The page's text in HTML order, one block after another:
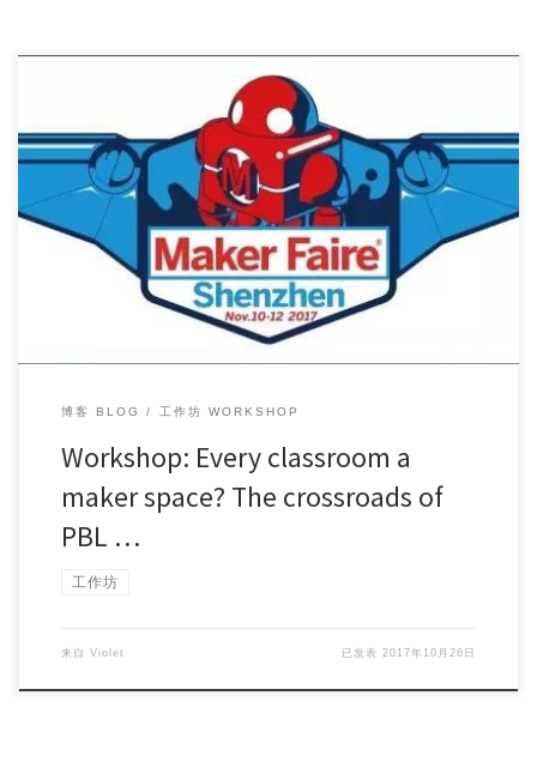
Workshop Topic: Every classroom a maker space? The […]
博客 BLOG 工作坊 WORKSHOP
Workshop: Every classroom a
maker space? The crossroads of
PBL …
工作坊
来自 Violet 已发表 2017年10月26日